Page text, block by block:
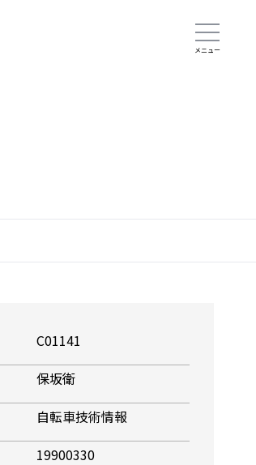
C01141
保坂衛
自転車技術情報
19900330